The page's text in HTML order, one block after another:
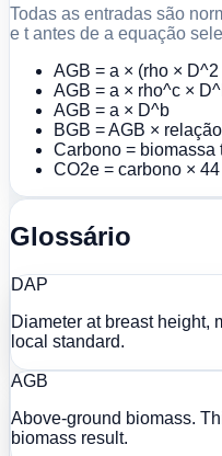
Todas as entradas são
e t antes de a equação
AGB = a × (rho ×
AGB = a × rho^c ×
AGB = a × D^b
BGB = AGB ×
Carbono = biomassa
CO2e = carbono × 44
Glossário
DAP
Diameter at breast height,
local standard.
AGB
Above-ground biomass.
biomass result.